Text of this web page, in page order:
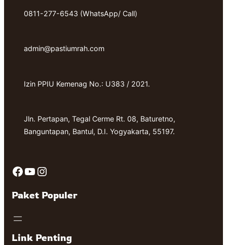
0811-277-6543 (WhatsApp/ Call)
admin@pastiumrah.com
Izin PPIU Kemenag No.: U383 / 2021.
Jln. Pertapan, Tegal Cerme Rt. 08, Baturetno,
Banguntapan, Bantul, D.I. Yogyakarta, 55197.
Facebook YouTube Instagram
Paket Populer
Link Penting